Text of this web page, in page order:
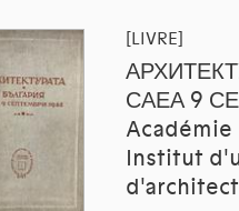
[LIVRE]
САЕА 9
Académie
Institut